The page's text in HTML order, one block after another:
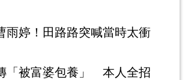
雨婷！田路路突喊當時太衝
「被富婆包養」 本人全招